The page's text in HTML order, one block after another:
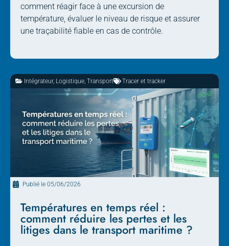
comment réagir face à une excursion de
température, évaluer le niveau de risque et assurer
une traçabilité fiable en cas de contrôle.
Intégrateur, Logistique, Transport Tracer et tracker
Publié le 05/06/2026
Températures en temps réel :
comment réduire les pertes et les
litiges dans le transport maritime ?